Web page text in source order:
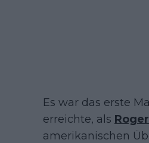
Es war das erste
erreichte, als
amerikanischen